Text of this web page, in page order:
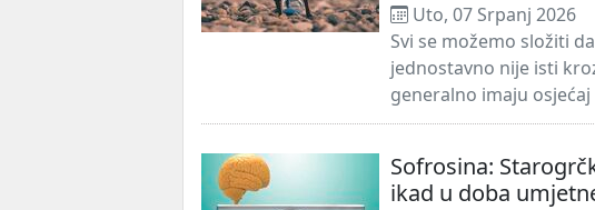
Uto, 07 Srpanj 2026
Svi se možemo složiti
jednostavno nije isti
generalno imaju osjećaj
Sofrosina:
ikad u doba